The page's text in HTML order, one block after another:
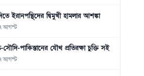
ইরানপন্থিদের দ্বিমুখী হামলার আশঙ্কা
আগস্ট
সৌদি-পাকিস্তানের যৌথ প্রতিরক্ষা চুক্তি সই
আগস্ট